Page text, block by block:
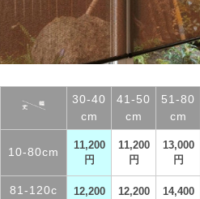
30-40
cm
41-50
cm
51-80
cm
10-80cm
11,200
円
11,200
円
13,000
円
81-120c
12,200
12,200
14,400